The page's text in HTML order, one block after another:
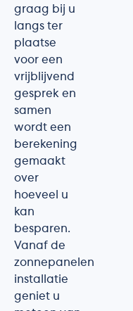
graag bij u
langs ter
plaatse
voor een
vrijblijvend
gesprek en
samen
wordt een
berekening
gemaakt
over
hoeveel u
kan
besparen.
Vanaf de
zonnepanelen
installatie
geniet u